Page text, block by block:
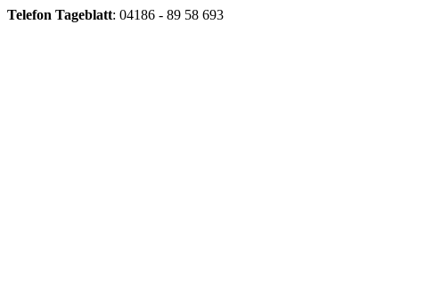
Telefon Tageblatt: 04186 - 89 58 693